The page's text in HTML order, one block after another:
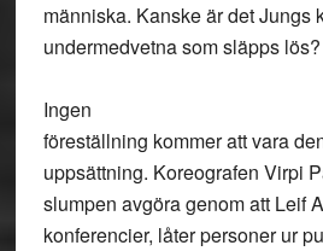
människa. Kanske är det Jungs
undermedvetna som släpps lös?
Ingen
föreställning kommer att vara
uppsättning. Koreografen Virpi
slumpen avgöra genom att Leif
konferencier, låter personer ur